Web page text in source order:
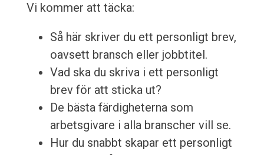
Vi kommer att täcka:
Så här skriver du ett personligt brev,
oavsett bransch eller jobbtitel.
Vad ska du skriva i ett personligt
brev för att sticka ut?
De bästa färdigheterna som
arbetsgivare i alla branscher vill se.
Hur du snabbt skapar ett personligt